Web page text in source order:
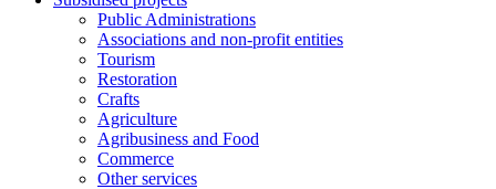
Public Administrations
Associations and non-profit entities
Tourism
Restoration
Crafts
Agriculture
Agribusiness and Food
Commerce
Other services